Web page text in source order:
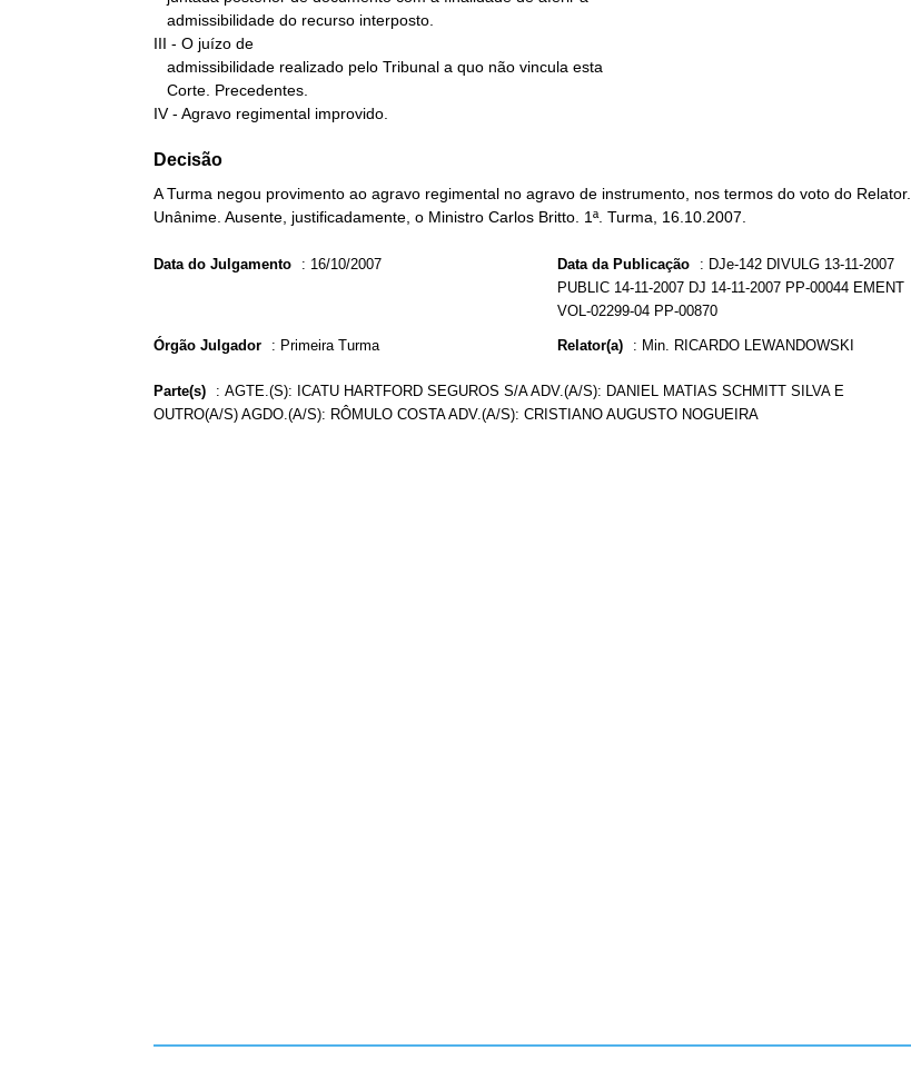
III - O juízo de
IV - Agravo regimental improvido.
Decisão
A Turma negou provimento ao agravo regimental no agravo de instrumento, nos termos do voto do Relator.
Unânime. Ausente, justificadamente, o Ministro Carlos Britto. 1ª. Turma, 16.10.2007.
Data do Julgamento : 16/10/2007 Data da Publicação : DJe-142 DIVULG 13-11-2007
PUBLIC 14-11-2007 DJ 14-11-2007 PP-00044 EMENT
VOL-02299-04 PP-00870
Órgão Julgador : Primeira Turma Relator(a) : Min. RICARDO LEWANDOWSKI
Parte(s) : AGTE.(S): ICATU HARTFORD SEGUROS S/A ADV.(A/S): DANIEL MATIAS SCHMITT SILVA E
OUTRO(A/S) AGDO.(A/S): RÔMULO COSTA ADV.(A/S): CRISTIANO AUGUSTO NOGUEIRA